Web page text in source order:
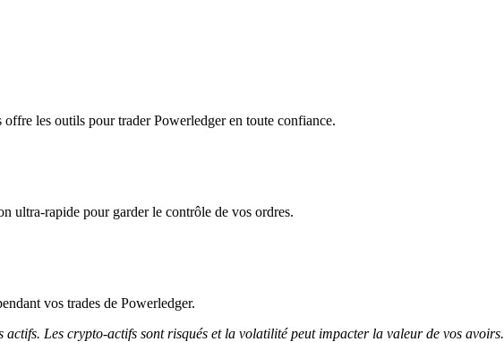
les outils pour trader Powerledger en toute confiance.
ultra-rapide pour garder le contrôle de vos ordres.
vos trades de Powerledger.
actifs. Les crypto-actifs sont risqués et la volatilité peut impacter la valeur de vos avoirs.